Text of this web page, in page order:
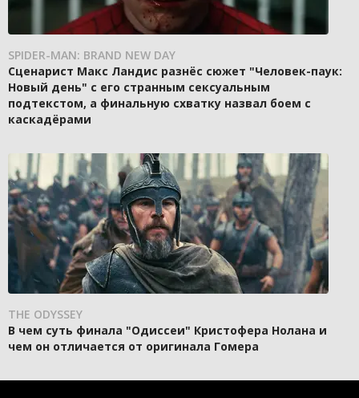
SPIDER-MAN: BRAND NEW DAY
Сценарист Макс Ландис разнёс сюжет "Человек-паук:
Новый день" с его странным сексуальным
подтекстом, а финальную схватку назвал боем с
каскадёрами
THE ODYSSEY
В чем суть финала "Одиссеи" Кристофера Нолана и
чем он отличается от оригинала Гомера